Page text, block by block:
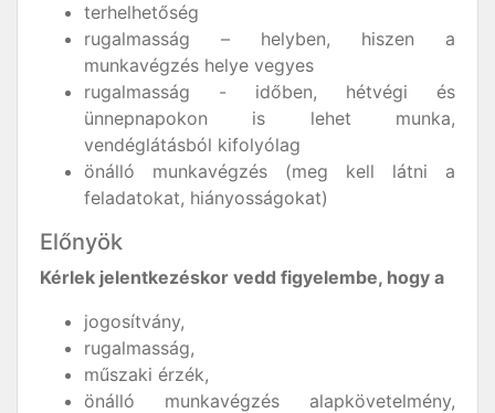
terhelhetőség
rugalmasság – helyben, hiszen a
munkavégzés helye vegyes
rugalmasság - időben, hétvégi és
ünnepnapokon is lehet munka,
vendéglátásból kifolyólag
önálló munkavégzés (meg kell látni a
feladatokat, hiányosságokat)
Előnyök
Kérlek jelentkezéskor vedd figyelembe, hogy a
jogosítvány,
rugalmasság,
műszaki érzék,
önálló munkavégzés alapkövetelmény,